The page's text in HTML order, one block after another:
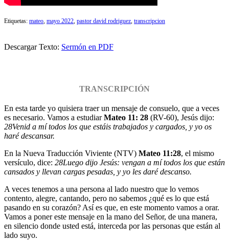
Etiquetas: mateo mayo 2022 pastor david rodriguez transcripcion
Descargar Texto: Sermón en PDF
TRANSCRIPCIÓN
En esta tarde yo quisiera traer un mensaje de consuelo, que a veces
es necesario. Vamos a estudiarMateo 11: 28 (RV-60), Jesús dijo:
28Venid a mí todos los que estáis trabajados y cargados, y yo os
haré descansar.
En la Nueva Traducción Viviente (NTV) Mateo 11:28, el mismo
versículo, dice: 28Luego dijo Jesús: vengan a mí todos los que están
cansados y llevan cargas pesadas, y yo les daré descanso.
A veces tenemos a una persona al lado nuestro que lo vemos
contento, alegre, cantando, pero no sabemos ¿qué es lo que está
pasando en su corazón? Así es que, en este momento vamos a orar.
Vamos a poner este mensaje en la mano del Señor, de una manera,
en silencio donde usted está, interceda por las personas que están al
lado suyo.